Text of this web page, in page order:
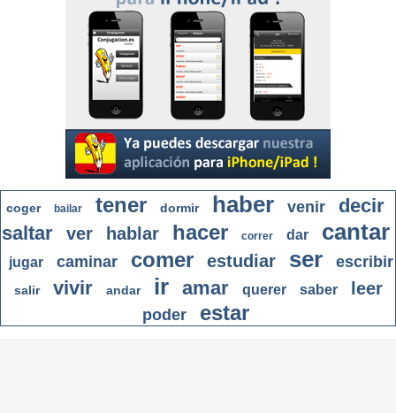
coger bailar tener dormir haber venir
decir
saltar
ver hablar hacer correr dar cantar
jugar caminar comer estudiar ser escribir
salir vivir andar ir amar querer saber leer
poder estar